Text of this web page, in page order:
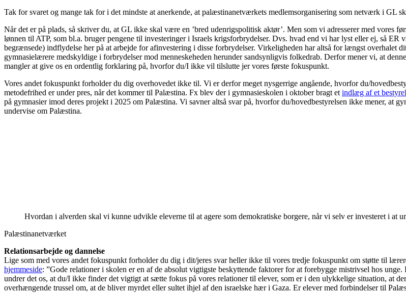
Tak for svaret og mange tak for i det mindste at anerkende, at palæstinanetværkets medlemsorganisering som netværk i GL
Når det er på plads, så skriver du, at GL ikke skal være en ’bred udenrigspolitisk aktør’. Men som vi adresserer med vores
lønnen til ATP, som bl.a. bruger pengene til investeringer i Israels krigsforbrydelser. Dvs. hvad end vi har lyst eller ej, så
begrænsede) indflydelse her på at arbejde for afinvestering i disse forbrydelser. Virkeligheden har altså for længst overhalet
gymnasielærere medskyldige i forbrydelser mod menneskeheden herunder sandsynligvis folkedrab. Derfor mener vi, at
mangler at give os en ordentlig forklaring på, hvorfor du/I ikke vil tilslutte jer vores første fokuspunkt.
Vores andet fokuspunkt forholder du dig overhovedet ikke til. Vi er derfor meget nysgerrige angående, hvorfor du/
metodefrihed er under pres, når det kommer til Palæstina. Fx blev der i gymnasieskolen i oktober bragt et indlæg af et
på gymnasier imod deres projekt i 2025 om Palæstina. Vi savner altså svar på, hvorfor du/hovedbestyrelsen ikke mener, at
undervise om Palæstina.
Hvordan i alverden skal vi kunne udvikle eleverne til at agere som demokratiske borgere, når vi selv er investeret i at
Palæstinanetværket
Relationsarbejde og dannelse
Lige som med vores andet fokuspunkt forholder du dig i dit/jeres svar heller ikke til vores tredje fokuspunkt om støtte til
hjemmeside: ”Gode relationer i skolen er en af de absolut vigtigste beskyttende faktorer for at forebygge mistrivsel hos
undrer det os, at du/I ikke finder det vigtigt at sætte fokus på vores relationer til elever, som er i den ulykkelige situation, at
overhængende trussel om, at de bliver myrdet eller sultet ihjel af den israelske hær i Gaza. Er elever med forbindelser til